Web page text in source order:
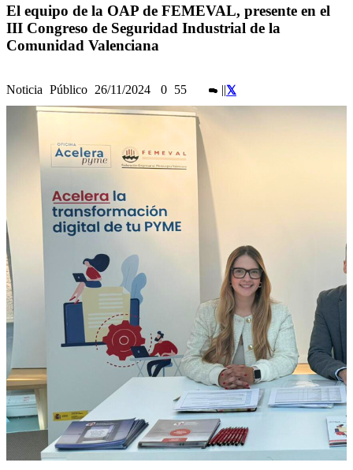
El equipo de la OAP de FEMEVAL, presente en el
III Congreso de Seguridad Industrial de la
Comunidad Valenciana
Noticia Público 26/11/2024 0 55 ||